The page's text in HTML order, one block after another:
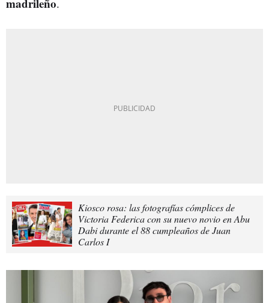
.
Kiosco rosa: las fotografías cómplices de
Victoria Federica con su nuevo novio en Abu
Dabi durante el 88 cumpleaños de Juan
Carlos I